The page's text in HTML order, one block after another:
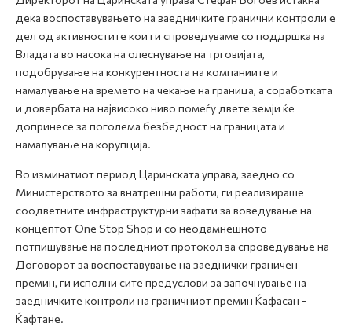
дека воспоставувањето на заедничките гранични контроли е
дел од активностите кои ги спроведуваме со поддршка на
Владата во насока на олеснување на трговијата,
подобрување на конкурентноста на компаниите и
намалување на времето на чекање на граница, а соработката
и довербата на највисоко ниво помеѓу двете земји ќе
допринесе за поголема безбедност на границата и
намалување на корупција.
Во изминатиот период Царинската управа, заедно со
Министерството за внатрешни работи, ги реализираше
соодветните инфраструктурни зафати за воведување на
концептот One Stop Shop и со неодамнешното
потпишување на последниот протокол за спроведување на
Договорот за воспоставување на заеднички граничен
премин, ги исполни сите предуслови за започнување на
заедничките контроли на граничниот премин Ќафасан -
Ќафтане.